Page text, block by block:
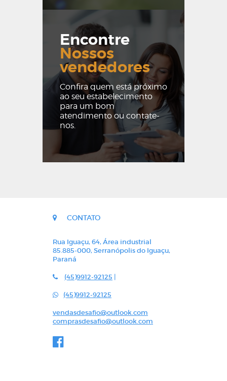
Encontre
Nossos
vendedores
Confira quem está próximo
ao seu estabelecimento
para um bom
atendimento ou contate-
nos.
CONTATO
Rua Iguaçu, 64, Área industrial
85.885-000, Serranópolis do Iguaçu,
Paraná
(45)9912-92125 |
(45)9912-92125
vendasdesafio@outlook.com
comprasdesafio@outlook.com